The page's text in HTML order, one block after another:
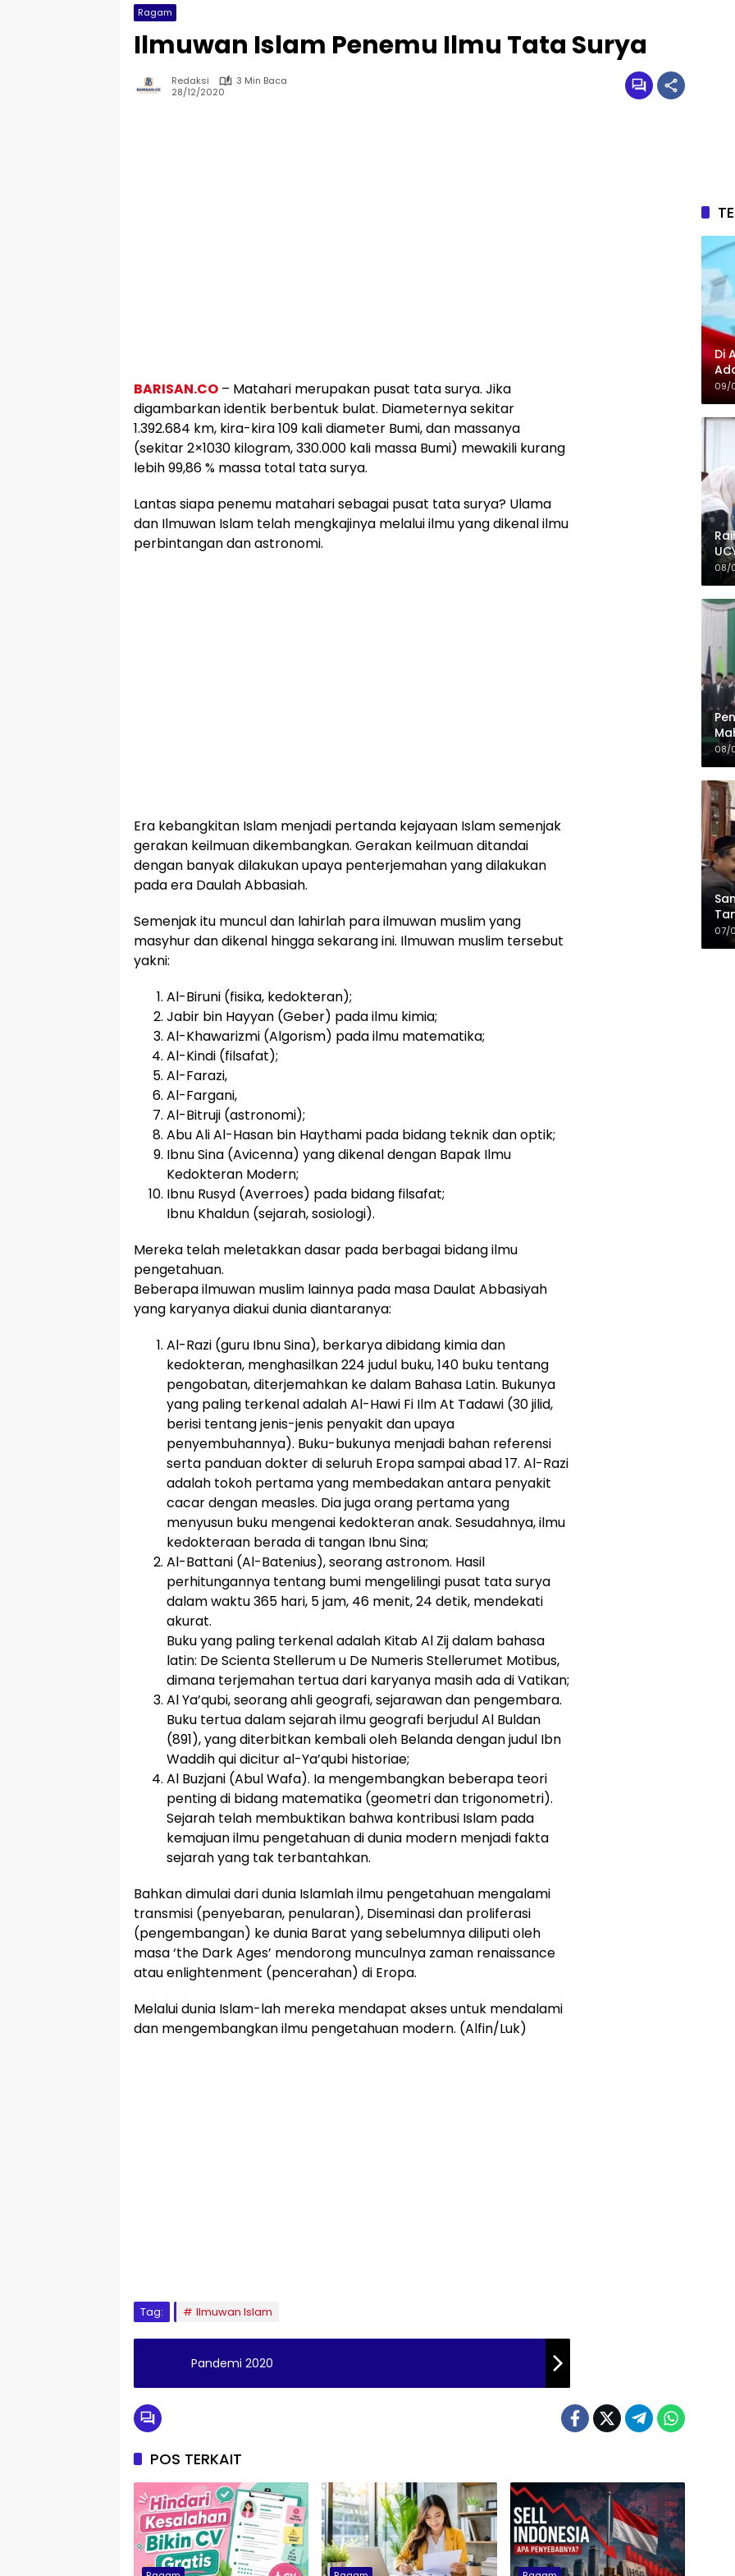
Ragam
Ilmuwan Islam Penemu Ilmu Tata Surya
Redaksi
3 Min Baca
28/12/2020
BARISAN.CO – Matahari merupakan pusat tata surya. Jika
digambarkan identik berbentuk bulat. Diameternya sekitar
1.392.684 km, kira-kira 109 kali diameter Bumi, dan massanya
(sekitar 2×1030 kilogram, 330.000 kali massa Bumi) mewakili kurang
lebih 99,86 % massa total tata surya.
Lantas siapa penemu matahari sebagai pusat tata surya? Ulama
dan Ilmuwan Islam telah mengkajinya melalui ilmu yang dikenal ilmu
perbintangan dan astronomi.
Era kebangkitan Islam menjadi pertanda kejayaan Islam semenjak
gerakan keilmuan dikembangkan. Gerakan keilmuan ditandai
dengan banyak dilakukan upaya penterjemahan yang dilakukan
pada era Daulah Abbasiah.
Semenjak itu muncul dan lahirlah para ilmuwan muslim yang
masyhur dan dikenal hingga sekarang ini. Ilmuwan muslim tersebut
yakni:
Al-Biruni (fisika, kedokteran);
Jabir bin Hayyan (Geber) pada ilmu kimia;
Al-Khawarizmi (Algorism) pada ilmu matematika;
Al-Kindi (filsafat);
Al-Farazi,
Al-Fargani,
Al-Bitruji (astronomi);
Abu Ali Al-Hasan bin Haythami pada bidang teknik dan optik;
Ibnu Sina (Avicenna) yang dikenal dengan Bapak Ilmu
Kedokteran Modern;
Ibnu Rusyd (Averroes) pada bidang filsafat;
Ibnu Khaldun (sejarah, sosiologi).
Mereka telah meletakkan dasar pada berbagai bidang ilmu
pengetahuan.
Beberapa ilmuwan muslim lainnya pada masa Daulat Abbasiyah
yang karyanya diakui dunia diantaranya:
Al-Razi (guru Ibnu Sina), berkarya dibidang kimia dan
kedokteran, menghasilkan 224 judul buku, 140 buku tentang
pengobatan, diterjemahkan ke dalam Bahasa Latin. Bukunya
yang paling terkenal adalah Al-Hawi Fi Ilm At Tadawi (30 jilid,
berisi tentang jenis-jenis penyakit dan upaya
penyembuhannya). Buku-bukunya menjadi bahan referensi
serta panduan dokter di seluruh Eropa sampai abad 17. Al-Razi
adalah tokoh pertama yang membedakan antara penyakit
cacar dengan measles. Dia juga orang pertama yang
menyusun buku mengenai kedokteran anak. Sesudahnya, ilmu
kedokteraan berada di tangan Ibnu Sina;
Al-Battani (Al-Batenius), seorang astronom. Hasil
perhitungannya tentang bumi mengelilingi pusat tata surya
dalam waktu 365 hari, 5 jam, 46 menit, 24 detik, mendekati
akurat.
Buku yang paling terkenal adalah Kitab Al Zij dalam bahasa
latin: De Scienta Stellerum u De Numeris Stellerumet Motibus,
dimana terjemahan tertua dari karyanya masih ada di Vatikan;
Al Ya’qubi, seorang ahli geografi, sejarawan dan pengembara.
Buku tertua dalam sejarah ilmu geografi berjudul Al Buldan
(891), yang diterbitkan kembali oleh Belanda dengan judul Ibn
Waddih qui dicitur al-Ya’qubi historiae;
Al Buzjani (Abul Wafa). Ia mengembangkan beberapa teori
penting di bidang matematika (geometri dan trigonometri).
Sejarah telah membuktikan bahwa kontribusi Islam pada
kemajuan ilmu pengetahuan di dunia modern menjadi fakta
sejarah yang tak terbantahkan.
Bahkan dimulai dari dunia Islamlah ilmu pengetahuan mengalami
transmisi (penyebaran, penularan), Diseminasi dan proliferasi
(pengembangan) ke dunia Barat yang sebelumnya diliputi oleh
masa ‘the Dark Ages’ mendorong munculnya zaman renaissance
atau enlightenment (pencerahan) di Eropa.
Melalui dunia Islam-lah mereka mendapat akses untuk mendalami
dan mengembangkan ilmu pengetahuan modern. (Alfin/Luk)
Tag: Ilmuwan Islam
Pandemi 2020
POS TERKAIT
Di
09/
08/
08/
07/